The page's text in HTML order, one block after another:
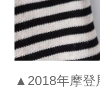
▲2018年摩登